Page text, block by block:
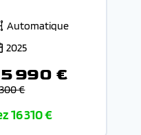
Automatique
2025
990 €
€
16 310 €